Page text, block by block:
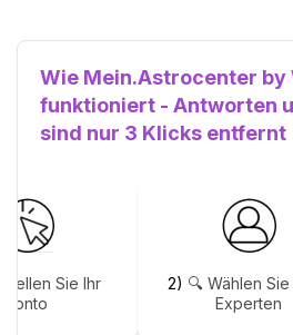
Wie Mein.Astrocenter by
funktioniert - Antworten
sind nur 3 Klicks entfernt
Sie Ihr
Konto
2) 🔍 Wählen
Experten